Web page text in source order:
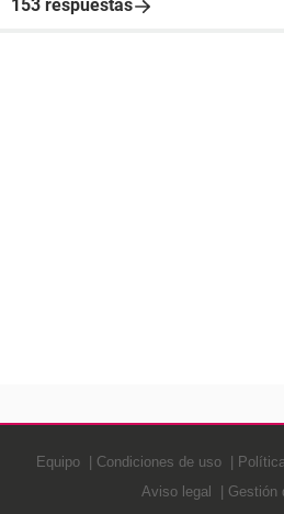
153 respuestas
Equipo Condiciones de uso
Aviso legal
Gestión